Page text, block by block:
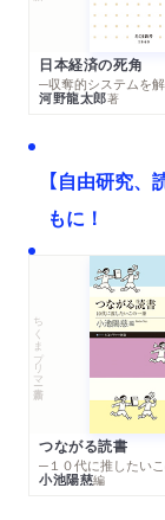
日本経済の死角
─収奪的システムを
河野龍太郎著
【自由研究
もに！
ちくまプリマー新書
つながる読書
─１０代に推したい
小池陽慈編